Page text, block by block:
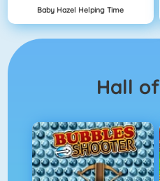
Baby Hazel Helping Time
Hall of